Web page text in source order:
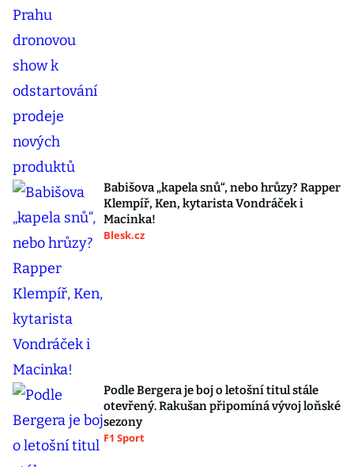
Babišova „kapela snů“, nebo hrůzy? Rapper
Klempíř, Ken, kytarista Vondráček i
Macinka!
Blesk.cz
Podle Bergera je boj o letošní titul stále
otevřený. Rakušan připomíná vývoj loňské
sezony
F1 Sport